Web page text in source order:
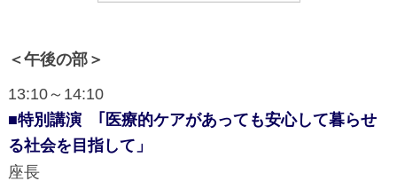
＜午後の部＞
13:10～14:10
■特別講演 ｢医療的ケアがあっても安心して暮らせ
る社会を目指して」
座長